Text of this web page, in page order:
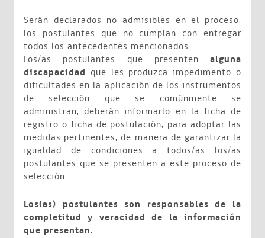
Serán declarados no admisibles en el proceso,
los postulantes que no cumplan con entregar
todos los antecedentes mencionados.
Los/as postulantes que presenten alguna
discapacidad que les produzca impedimento o
dificultades en la aplicación de los instrumentos
de selección que se comúnmente se
administran, deberán informarlo en la ficha de
registro o ficha de postulación, para adoptar las
medidas pertinentes, de manera de garantizar la
igualdad de condiciones a todos/as los/as
postulantes que se presenten a este proceso de
selección
Los(as) postulantes son responsables de la
completitud y veracidad de la información
que presentan.